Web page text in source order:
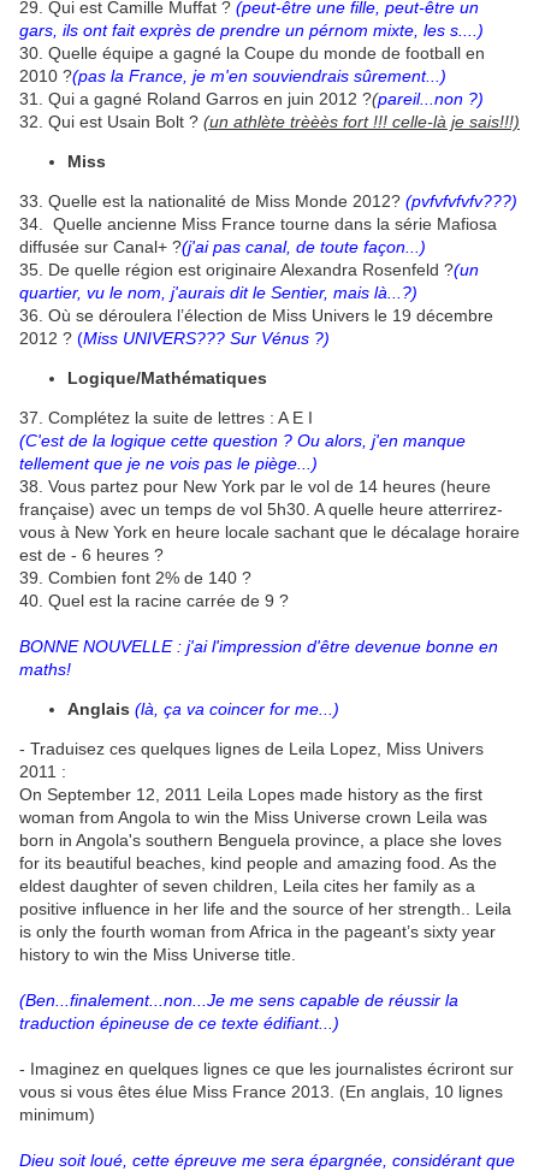
29. Qui est Camille Muffat ? (peut-être une fille, peut-être un
gars, ils ont fait exprès de prendre un pérnom mixte, les s....)
30. Quelle équipe a gagné la Coupe du monde de football en
2010 ?(pas la France, je m'en souviendrais sûrement...)
31. Qui a gagné Roland Garros en juin 2012 ?(pareil...non ?)
32. Qui est Usain Bolt ? (un athlète trèèès fort !!! celle-là je sais!!!)
Miss
33. Quelle est la nationalité de Miss Monde 2012? (pvfvfvfvfv???)
34. Quelle ancienne Miss France tourne dans la série Mafiosa
diffusée sur Canal+ ?(j'ai pas canal, de toute façon...)
35. De quelle région est originaire Alexandra Rosenfeld ?(un
quartier, vu le nom, j'aurais dit le Sentier, mais là...?)
36. Où se déroulera l’élection de Miss Univers le 19 décembre
2012 ? (Miss UNIVERS??? Sur Vénus ?)
Logique/Mathématiques
37. Complétez la suite de lettres : A E I
(C'est de la logique cette question ? Ou alors, j'en manque
tellement que je ne vois pas le piège...)
38. Vous partez pour New York par le vol de 14 heures (heure
française) avec un temps de vol 5h30. A quelle heure atterrirez-
vous à New York en heure locale sachant que le décalage horaire
est de - 6 heures ?
39. Combien font 2% de 140 ?
40. Quel est la racine carrée de 9 ?
BONNE NOUVELLE : j'ai l'impression d'être devenue bonne en
maths!
Anglais (là, ça va coincer for me...)
- Traduisez ces quelques lignes de Leila Lopez, Miss Univers
2011 :
On September 12, 2011 Leila Lopes made history as the first
woman from Angola to win the Miss Universe crown Leila was
born in Angola's southern Benguela province, a place she loves
for its beautiful beaches, kind people and amazing food. As the
eldest daughter of seven children, Leila cites her family as a
positive influence in her life and the source of her strength.. Leila
is only the fourth woman from Africa in the pageant’s sixty year
history to win the Miss Universe title.
(Ben...finalement...non...Je me sens capable de réussir la
traduction épineuse de ce texte édifiant...)
- Imaginez en quelques lignes ce que les journalistes écriront sur
vous si vous êtes élue Miss France 2013. (En anglais, 10 lignes
minimum)
Dieu soit loué, cette épreuve me sera épargnée, considérant que